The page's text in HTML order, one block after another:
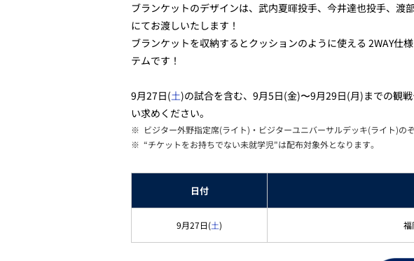
ブランケットのデザインは、武内夏暉投手、今井達也投手、
にてお渡しいたします！
ブランケットを収納するとクッションのように使える 2WAY
テムです！
9月27日(土)の試合を含む、9月5日(金)〜9月29日(月)までの観
い求めください。
※ ビジター外野指定席(ライト)・ビジターユニバーサルデッキ(ライト)の
※ “チケットをお持ちでない未就学児"は配布対象外となります。
日付
9月27日(土) 福